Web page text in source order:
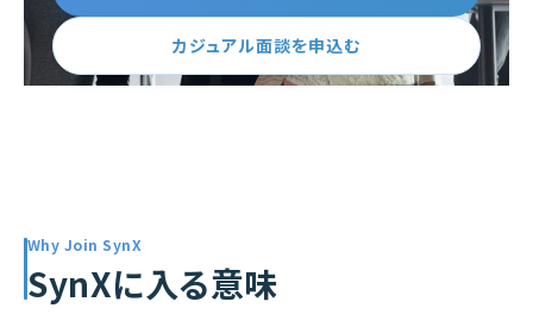
カジュアル面談を申込む
Why Join SynX
SynXに入る意味